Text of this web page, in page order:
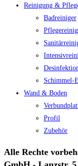
Reinigung &
Badreiniger
Schimmel-
Wand & Boden
Profil
Zubehör
Alle Rechte